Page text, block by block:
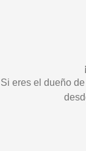
Si eres el dueño